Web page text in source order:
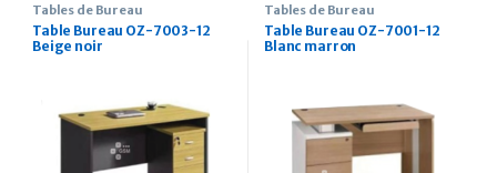
Tables de Bureau
Table Bureau OZ-7003-12
Beige noir
Tables de Bureau
Table Bureau OZ-7001-12
Blanc marron